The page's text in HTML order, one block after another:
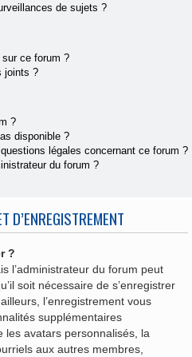
de sujets ?
ce forum ?
joints ?
?
disponible ?
légales concernant ce forum ?
du forum ?
D’ENREGISTREMENT
?
l’administrateur du forum peut
soit nécessaire de s’enregistrer
l’enregistrement vous
supplémentaires
les avatars personnalisés, la
aux autres membres,